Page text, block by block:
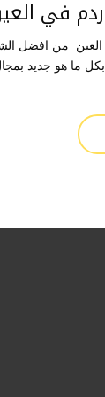
للايجار
من افضل
بكل ما هو جديد